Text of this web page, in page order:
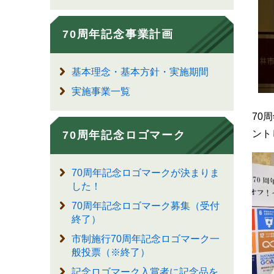
70周年記念事業計画
基本理念・基本方針・実施期間
実施事業一覧
70周年記念ロゴマーク
70周年記念ロゴマークが決まりま
した！
70周年記念ロゴマーク募集（受付
終了）
市制施行70周年記念ロゴマーク一
般投票（※終了）
記念ロゴマーク入賞者に記念品を
70
ン